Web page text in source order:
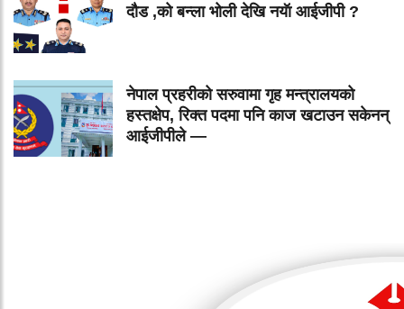
दौड ,को बन्ला भोली देखि नयॅा आईजीपी ?
नेपाल प्रहरीको सरुवामा गृह मन्त्रालयको
हस्तक्षेप, रिक्त पदमा पनि काज खटाउन सकेनन्
आईजीपीले —